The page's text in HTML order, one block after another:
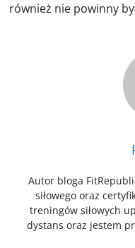
również nie powinny
Autor bloga
siłowego oraz
treningów siłowych
dystans oraz jestem